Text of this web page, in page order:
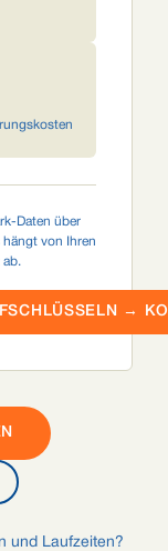
Daten über
von Ihren
→
und Laufzeiten?